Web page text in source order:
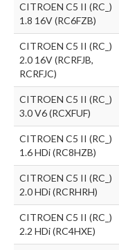
CITROEN C5 II (RC_)
1.8 16V (RC6FZB)
CITROEN C5 II (RC_)
2.0 16V (RCRFJB,
RCRFJC)
CITROEN C5 II (RC_)
3.0 V6 (RCXFUF)
CITROEN C5 II (RC_)
1.6 HDi (RC8HZB)
CITROEN C5 II (RC_)
2.0 HDi (RCRHRH)
CITROEN C5 II (RC_)
2.2 HDi (RC4HXE)